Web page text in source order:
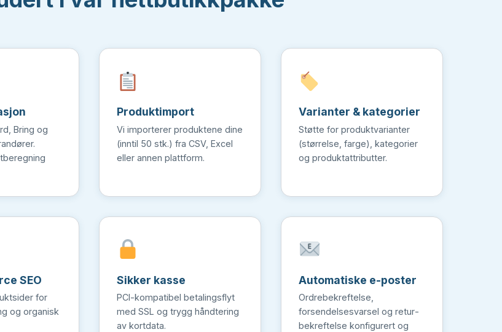
Bring og
Produkt­import
Vi importerer produktene dine
(inntil 50 stk.) fra CSV, Excel
eller annen plattform.
Varianter & kategorier
Støtte for produktvarianter
(størrelse, farge), kategorier
og produktattributter.
SEO
for
og organisk
Sikker kasse
PCI-kompatibel betalingsflyt
med SSL og trygg håndtering
av kortdata.
Automatiske e-poster
Ordrebekreftelse,
forsendelsesvarsel og retur­
bekreftelse konfigurert og